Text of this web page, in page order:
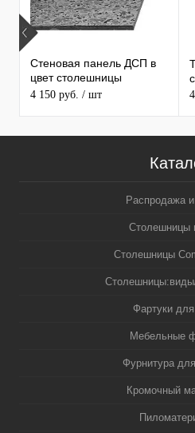
Стеновая панель ДСП в
цвет столешницы
MAERSS
4 150 руб. / шт
Распродажа
Столешницы
Столешницы
Фартуки
Мебельные
Фурнитура
Кромочный